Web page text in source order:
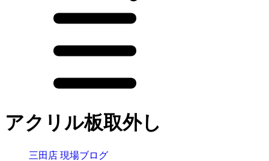
アクリル板取外し
三田店 現場ブログ